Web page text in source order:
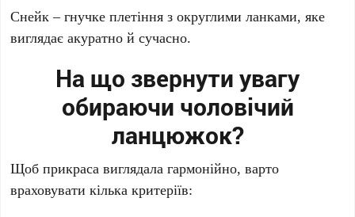
Снейк– гнучке плетіння з округлими ланками, яке
виглядає акуратно й сучасно.
На що звернути увагу
обираючи чоловічий
ланцюжок?
Щоб прикраса виглядала гармонійно, варто
враховувати кілька критеріїв: